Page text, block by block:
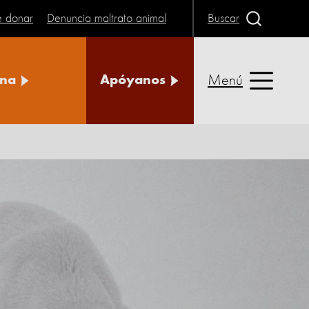
donar Denuncia maltrato animal Buscar
Apóyanos Menú